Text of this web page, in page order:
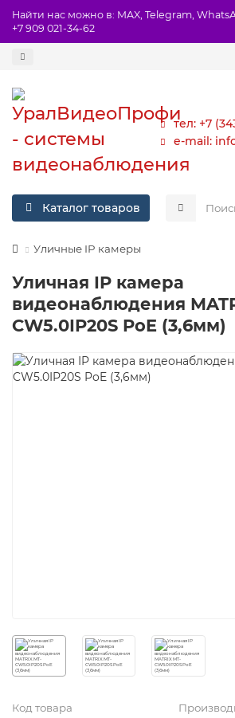
Найти нас можно в: MAX, Telegram,
+7 909 021-34-62
тел: +7
e-mail:
Каталог товаров
Уличные IP камеры
Уличная IP камера
видеонаблюдения
CW5.0IP20S PoE (3,6мм)
Код товара